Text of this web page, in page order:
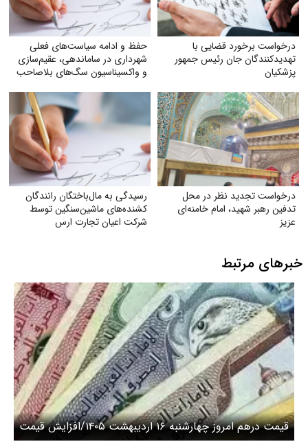
درخواست برخورد قضایی با
تهدید‌کنندگان جان رئیس جمهور
پزشکیان
حفظ و ادامه سیاست‌های فعلی
شهرداری در ساماندهی، عقیم‌سازی
و واکسیناسیون سگ‌های بلاصاحب
درخواست تجدید نظر در محل
تدفین رهبر شهید، امام خامنه‌ای
عزیز
رسیدگی به مال‌باختگان رانندگان
کشنده‌های ماشین‌سنگین توسط
شرکت اعیان تجارت ارس
خبرهای مرتبط
قیمت درهم امروز چهارشنبه ۱۶ اردیبهشت ۱۴۰۵/افزایش قیمت